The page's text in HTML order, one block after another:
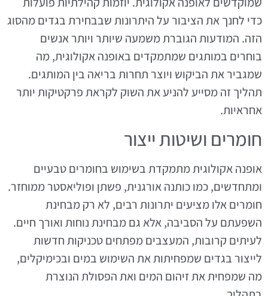
כדי לחנך את הציבור על היתרונות שבבחירת בגדים מהסוג
הזה. המודעות הגוברת משמעה שיותר ויותר אנשים
בוחרים במותגים שמתמקדים באופנה אקולוגית, מה
שמגביר את הביקוש ויוצר תחרות בריאה בין המותגים.
תהליך זה מסייע להניע את השוק לקראת פרקטיקות יותר
אחראיות.
חומרים ושיטות ייצור
אופנה אקולוגית מתמקדת בשימוש בחומרים טבעיים
ומתחדשים, כמו כותנה אורגנית, פשתן ופוליאסטר ממוחזר.
חומרים אלו מציעים יתרונות רבים, לא רק מבחינת
השפעתם על הסביבה, אלא גם מבחינת נוחות ואורך חיים.
לעיתים קרובות, המעצבים מפתחים טכניקות חדשות
לייצור בגדים שמפחיתות את השימוש במים ובכימיקלים,
מה שמפחית את זיהום המים ואת הפסולת הנוצרת